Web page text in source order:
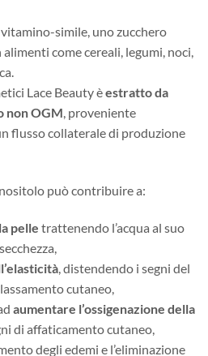
vitamino-simile, uno zucchero
come cereali, legumi, noci,
Lace Beauty èestratto da
non OGM, proveniente
flusso collaterale di produzione
può contribuire a:
pelle trattenendo l’acqua al suo
, distendendo i segni del
cutaneo,
aumentare l’ossigenazione della
di affaticamento cutaneo,
degli edemi e l’eliminazione